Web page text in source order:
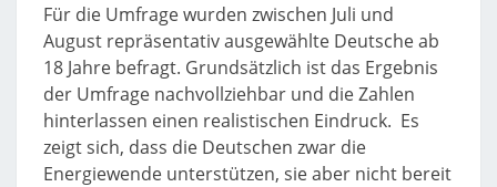
Für die Umfrage wurden zwischen Juli und
August repräsentativ ausgewählte Deutsche ab
18 Jahre befragt. Grundsätzlich ist das Ergebnis
der Umfrage nachvollziehbar und die Zahlen
hinterlassen einen realistischen Eindruck. Es
zeigt sich, dass die Deutschen zwar die
Energiewende unterstützen, sie aber nicht bereit